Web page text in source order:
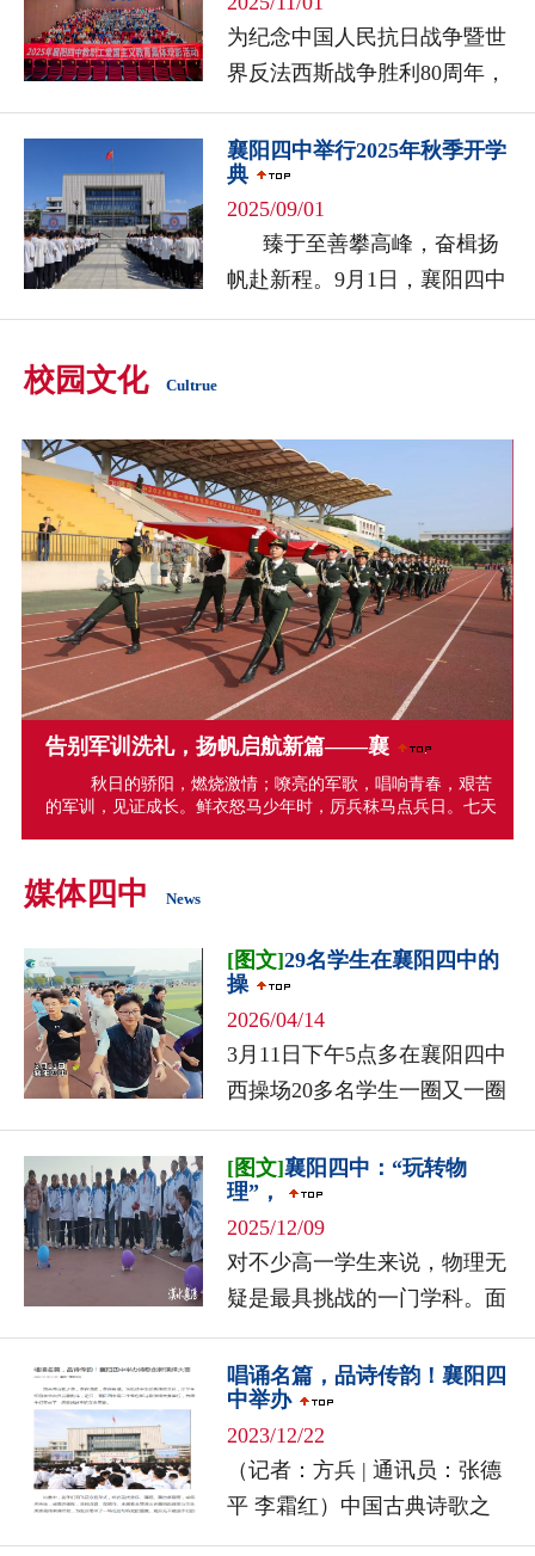
为纪念中国人民抗日战争暨世
界反法西斯战争胜利80周年，
弘扬伟大抗战精神，开展爱国
主义教育，进一步丰富教职工
的精神文化生活，我校近期开
展了教职...
襄阳四中举行2025年秋季开学
典
2025/09/01
臻于至善攀高峰，奋楫扬
帆赴新程。9月1日，襄阳四中
举行2025年秋季开学典礼，全
校园文化 Cultrue
告别军训洗礼，扬帆启航新篇——襄
秋日的骄阳，燃烧激情；嘹亮的军歌，唱响青春，艰苦
的军训，见证成长。鲜衣怒马少年时，厉兵秣马点兵日。七天
幕。襄阳四中党委书记李静，校长刘明国，副校长陈登江、张
臣、刘志明，纪委书...
媒体四中 News
[图文]29名学生在襄阳四中的
操
2026/04/14
3月11日下午5点多在襄阳四中
西操场20多名学生一圈又一圈
地奔跑着个个充满朝气与活力
这是该校学生们自发成立的跑
团他们来自高一、高二、高三
不同...
[图文]襄阳四中：“玩转物
理”，
2025/12/09
对不少高一学生来说，物理无
疑是最具挑战的一门学科。面
对学习中的困难，部分学生甚
至萌生了“学文弃理”的念头。
为此，襄阳四中近日举办了一
场别开生...
唱诵名篇，品诗传韵！襄阳四
中举办
2023/12/22
（记者：方兵 | 通讯员：张德
平 李霜红）中国古典诗歌之
美，美在诵读，美在吟唱。为